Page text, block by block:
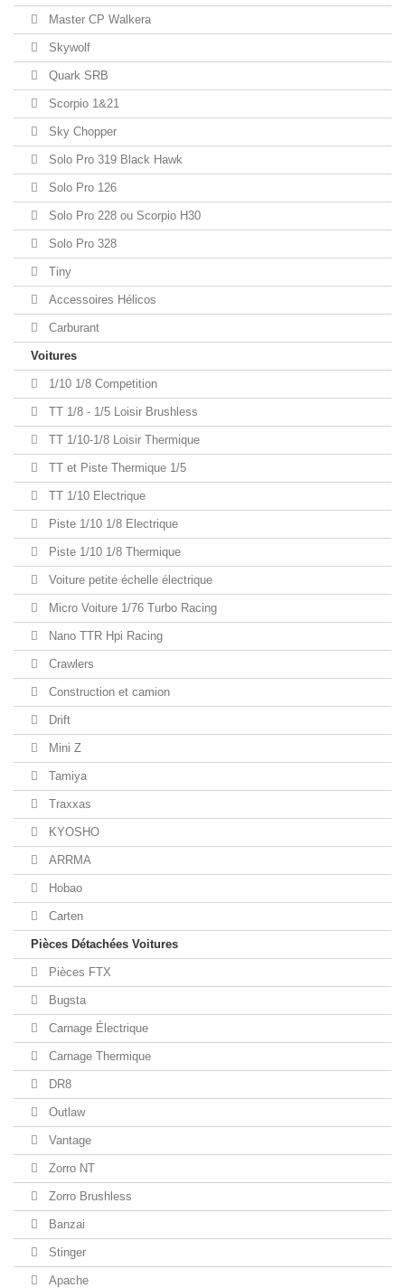
Master CP Walkera
Skywolf
Quark SRB
Scorpio 1&21
Sky Chopper
Solo Pro 319 Black Hawk
Solo Pro 126
Solo Pro 228 ou Scorpio H30
Solo Pro 328
Tiny
Accessoires Hélicos
Carburant
Voitures
1/10 1/8 Competition
TT 1/8 - 1/5 Loisir Brushless
TT 1/10-1/8 Loisir Thermique
TT et Piste Thermique 1/5
TT 1/10 Electrique
Piste 1/10 1/8 Electrique
Piste 1/10 1/8 Thermique
Voiture petite échelle électrique
Micro Voiture 1/76 Turbo Racing
Nano TTR Hpi Racing
Crawlers
Construction et camion
Drift
Mini Z
Tamiya
Traxxas
KYOSHO
ARRMA
Hobao
Carten
Pièces Détachées Voitures
Pièces FTX
Bugsta
Carnage Électrique
Carnage Thermique
DR8
Outlaw
Vantage
Zorro NT
Zorro Brushless
Banzai
Stinger
Apache